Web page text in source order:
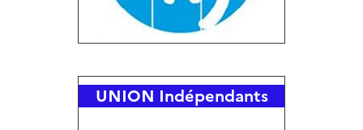
UNION Indépendants